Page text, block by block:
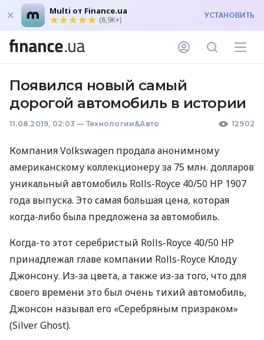
Multi от Finance.ua
(8,9K+) УСТАНОВИТЬ
Появился новый самый
дорогой автомобиль в истории
11.08.2019, 02:03 — Технологии&Авто 12902
Компания Volkswagen продала анонимному
американскому коллекционеру за 75 млн. долларов
уникальный автомобиль Rolls-Royce 40/50 HP 1907
года выпуска. Это самая большая цена, которая
когда-либо была предложена за автомобиль.
Когда-то этот серебристый Rolls-Royce 40/50 HP
принадлежал главе компании Rolls-Royce Клоду
Джонсону. Из-за цвета, а также из-за того, что для
своего времени это был очень тихий автомобиль,
Джонсон называл его «Серебряным призраком»
(Silver Ghost).